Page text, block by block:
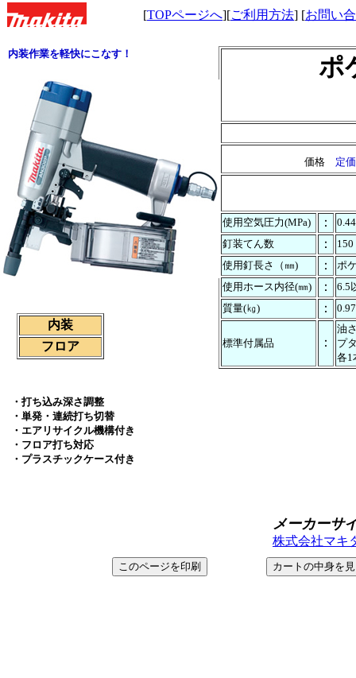
・打ち込み深さ調整
・単発・連続打ち切替
・エアリサイクル機構付き
・フロア打ち対応
・プラスチックケース付き
内装
フロア
内装作業を軽快にこなす！
メーカーサ
株式会社マキ
ポ
価格 定
使用空気圧力(MPa) ：
釘装てん数
：
使用釘長さ（㎜)
：
ポ
使用ホース内径(㎜)
：
6.5
質量(㎏)
： 0.97
標準付属品 ：
油
プ
各1
[TOPページへ][ご利用方法] [お問い